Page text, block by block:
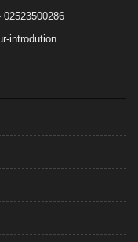
02523500286
introdution